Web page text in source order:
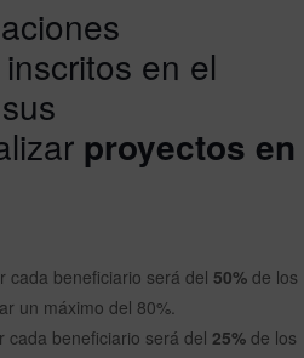
en el
proyectos en
cada beneficiario será del 50% de los
un máximo del 80%.
cada beneficiario será del 25% de los